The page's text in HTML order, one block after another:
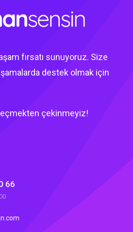
fırsatı sunuyoruz. Size
destek olmak için
çekinmeyiz!
66